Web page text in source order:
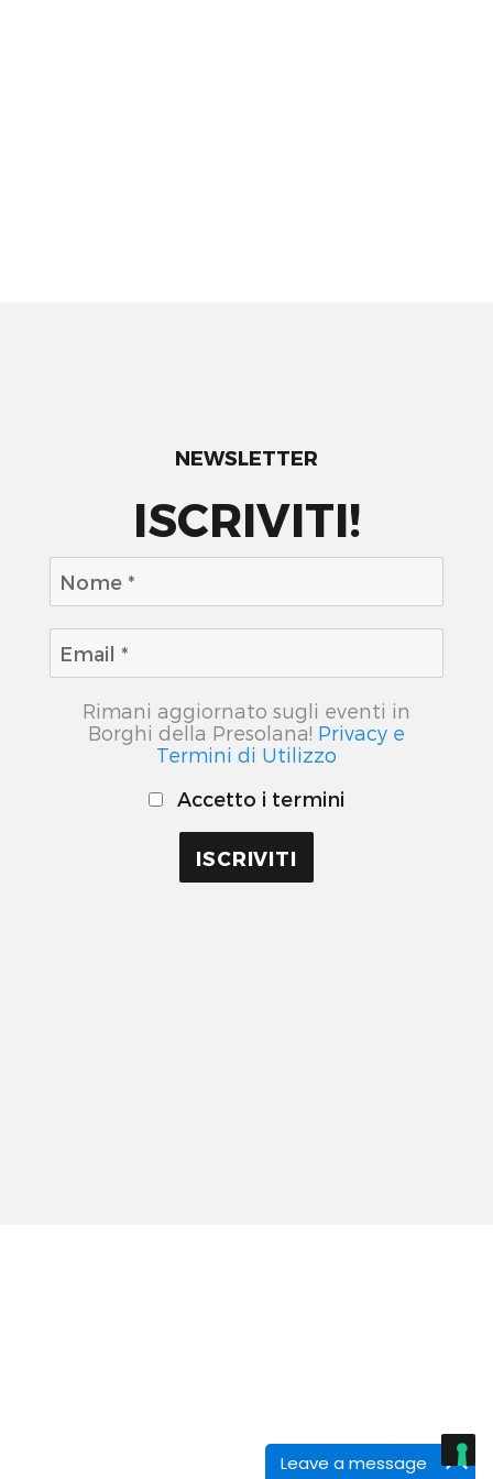
Leave a message
NEWSLETTER
ISCRIVITI!
Rimani aggiornato sugli eventi in
Borghi della Presolana! Privacy e
Termini di Utilizzo
Accetto i termini